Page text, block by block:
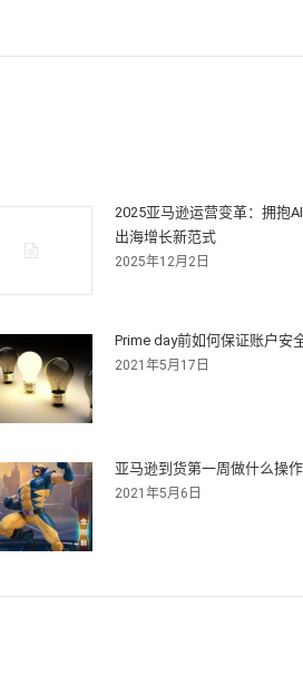
2025亚马逊运营变革：拥抱
出海增长新范式
2025年12月2日
Prime day前如何保证账户安全
2021年5月17日
亚马逊到货第一周做什么操作
2021年5月6日